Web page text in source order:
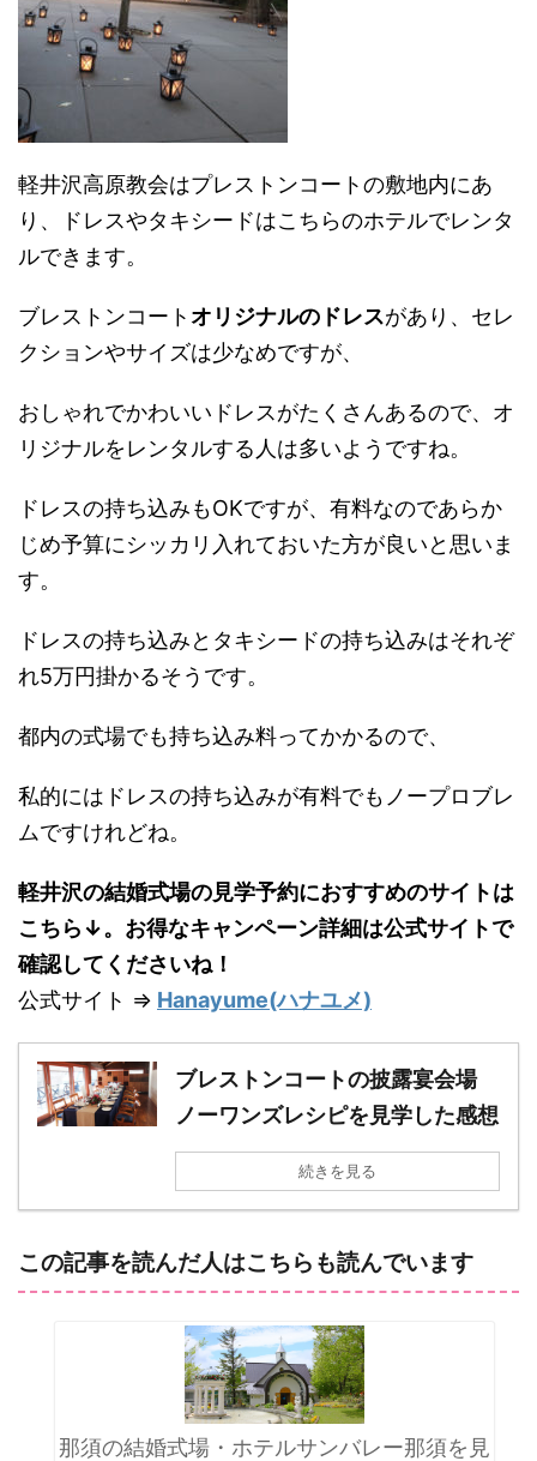
軽井沢高原教会はプレストンコートの敷地内にあ
り、ドレスやタキシードはこちらのホテルでレンタ
ルできます。
ブレストンコート オリジナルのドレスがあり、セレ
クションやサイズは少なめですが、
おしゃれでかわいいドレスがたくさんあるので、オ
リジナルをレンタルする人は多いようですね。
ドレスの持ち込みもOKですが、有料なのであらか
じめ予算にシッカリ入れておいた方が良いと思いま
す。
ドレスの持ち込みとタキシードの持ち込みはそれぞ
れ5万円掛かるそうです。
都内の式場でも持ち込み料ってかかるので、
私的にはドレスの持ち込みが有料でもノープロブレ
ムですけれどね。
軽井沢の結婚式場の見学予約におすすめのサイトは
こちら↓。お得なキャンペーン詳細は公式サイトで
確認してくださいね！
公式サイト ⇒ Hanayume(ハナユメ)
ブレストンコートの披露宴会場
ノーワンズレシピを見学した感想
続きを見る
この記事を読んだ人はこちらも読んでいます
那須の結婚式場・ホテルサンバレー那須を見